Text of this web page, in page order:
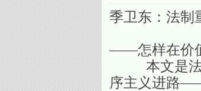
季卫东：法制
——怎样在价
本文是法学
序主义进路